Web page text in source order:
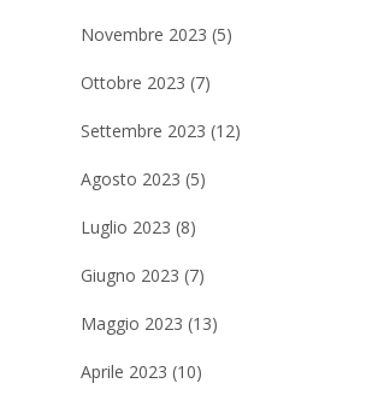
Novembre 2023 (5)
Ottobre 2023 (7)
Settembre 2023 (12)
Agosto 2023 (5)
Luglio 2023 (8)
Giugno 2023 (7)
Maggio 2023 (13)
Aprile 2023 (10)